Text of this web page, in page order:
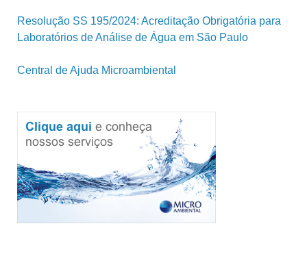
Resolução SS 195/2024: Acreditação Obrigatória para
Laboratórios de Análise de Água em São Paulo
Central de Ajuda Microambiental